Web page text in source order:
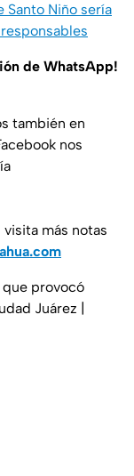
Santo Niño sería
de WhatsApp!
también en
nos
más notas
provocó
Juárez |